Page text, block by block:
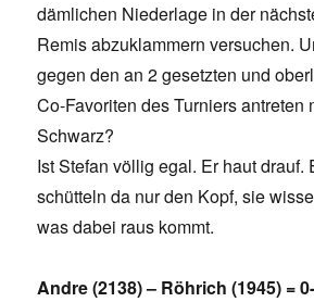
dämlichen Niederlage in der
Remis abzuklammern versuchen.
gegen den an 2 gesetzten und
Co-Favoriten des Turniers antreten
Schwarz?
Ist Stefan völlig egal. Er haut drauf.
schütteln da nur den Kopf, sie
was dabei raus kommt.
Andre (2138) – Röhrich (1945) =